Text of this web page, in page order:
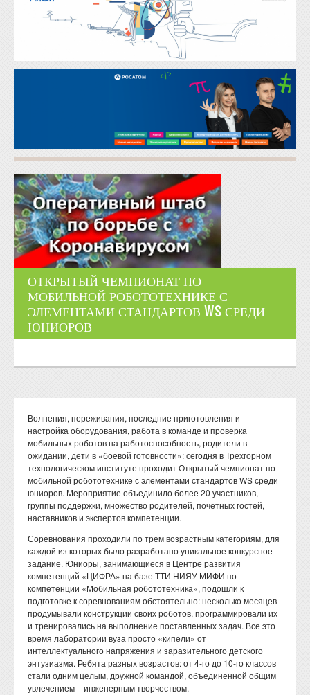
ОТКРЫТЫЙ ЧЕМПИОНАТ ПО
МОБИЛЬНОЙ РОБОТОТЕХНИКЕ С
ЭЛЕМЕНТАМИ СТАНДАРТОВ WS СРЕДИ
ЮНИОРОВ
Волнения, переживания, последние приготовления и
настройка оборудования, работа в команде и проверка
мобильных роботов на работоспособность, родители в
ожидании, дети в «боевой готовности»: сегодня в Трехгорном
технологическом институте проходит Открытый чемпионат по
мобильной робототехнике с элементами стандартов WS среди
юниоров. Мероприятие объединило более 20 участников,
группы поддержки, множество родителей, почетных гостей,
наставников и экспертов компетенции.
Соревнования проходили по трем возрастным категориям, для
каждой из которых было разработано уникальное конкурсное
задание. Юниоры, занимающиеся в Центре развития
компетенций «ЦИФРА» на базе ТТИ НИЯУ МИФИ по
компетенции «Мобильная робототехника», подошли к
подготовке к соревнованиям обстоятельно: несколько месяцев
продумывали конструкции своих роботов, программировали их
и тренировались на выполнение поставленных задач. Все это
время лаборатории вуза просто «кипели» от
интеллектуального напряжения и заразительного детского
энтузиазма. Ребята разных возрастов: от 4-го до 10-го классов
стали одним целым, дружной командой, объединенной общим
увлечением – инженерным творчеством.